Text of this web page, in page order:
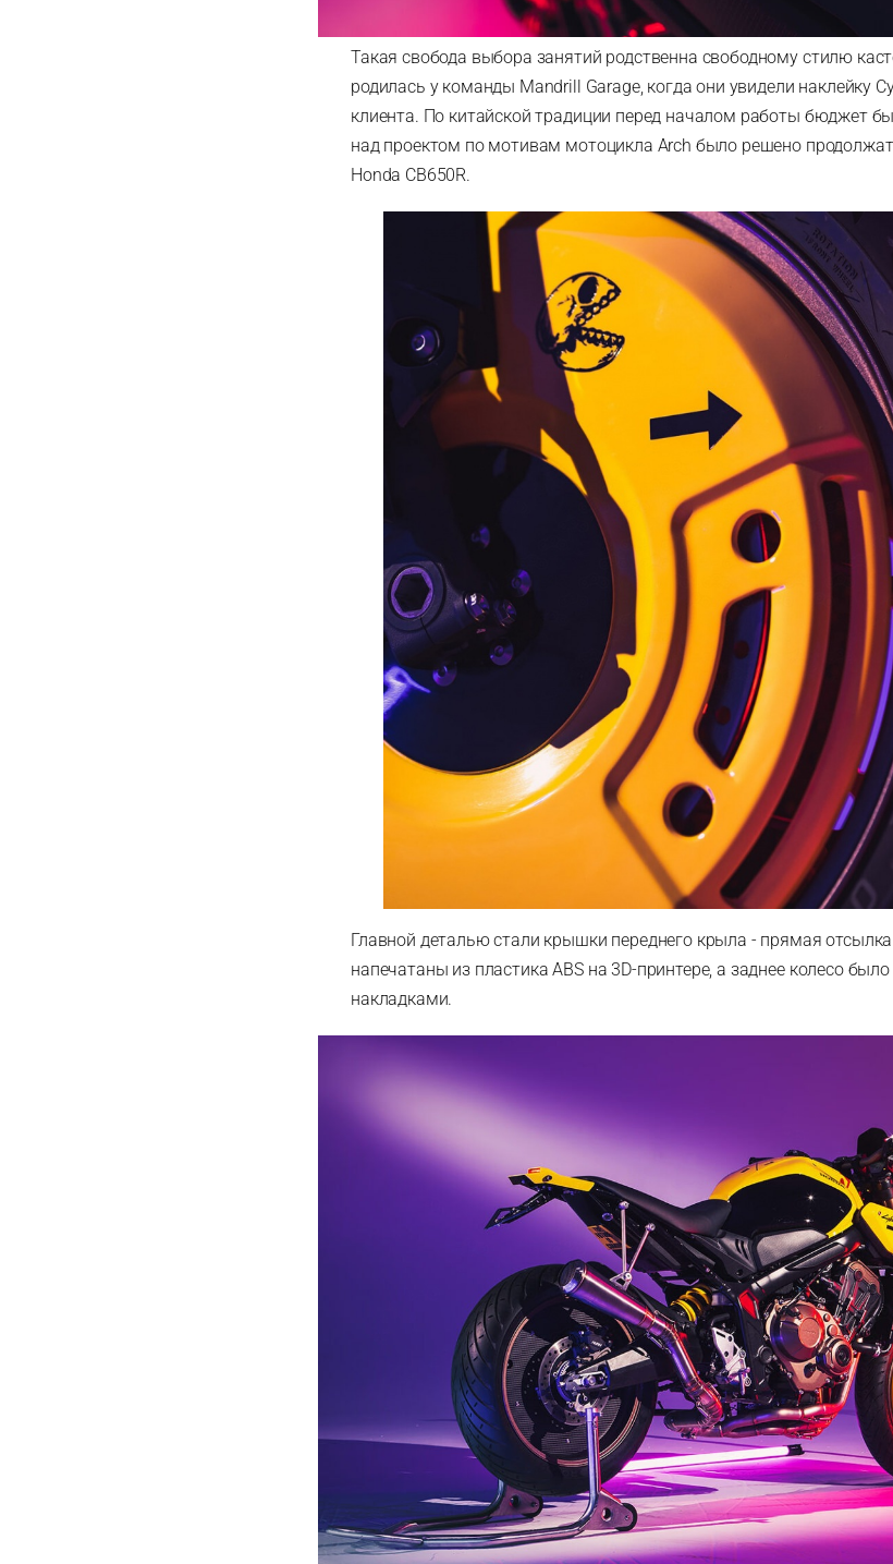
Такая свобода выбора занятий родственна свободному стилю
родилась у команды Mandrill Garage, когда они увидели наклейку
клиента. По китайской традиции перед началом работы бюджет
над проектом по мотивам мотоцикла Arch было решено
Honda CB650R.
Главной деталью стали крышки переднего крыла - прямая
напечатаны из пластика ABS на 3D-принтере, а заднее колесо
накладками.